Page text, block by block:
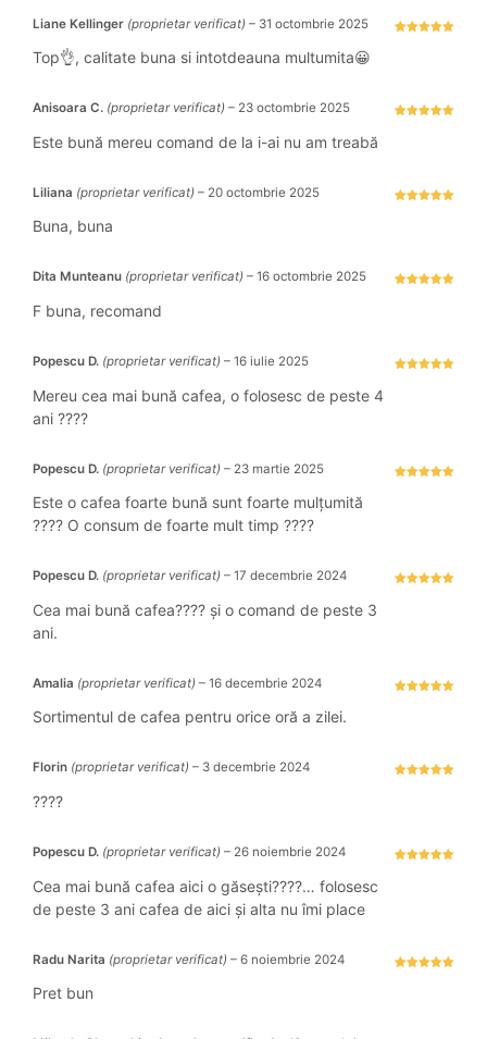
Liane Kellinger (proprietar verificat) – 31 octombrie 2025
Top👌, calitate buna si intotdeauna multumita😀
Anisoara C. (proprietar verificat) – 23 octombrie 2025
Este bună mereu comand de la i-ai nu am treabă
Liliana (proprietar verificat) – 20 octombrie 2025
Buna, buna
Dita Munteanu (proprietar verificat) – 16 octombrie 2025
F buna, recomand
Popescu D. (proprietar verificat) – 16 iulie 2025
Mereu cea mai bună cafea, o folosesc de peste 4
ani ????
Popescu D. (proprietar verificat) – 23 martie 2025
Este o cafea foarte bună sunt foarte mulțumită
???? O consum de foarte mult timp ????
Popescu D. (proprietar verificat) – 17 decembrie 2024
Cea mai bună cafea???? și o comand de peste 3
ani.
Amalia (proprietar verificat) – 16 decembrie 2024
Sortimentul de cafea pentru orice oră a zilei.
Florin (proprietar verificat) – 3 decembrie 2024
????
Popescu D. (proprietar verificat) – 26 noiembrie 2024
Cea mai bună cafea aici o găsești????… folosesc
de peste 3 ani cafea de aici și alta nu îmi place
Radu Narita (proprietar verificat) – 6 noiembrie 2024
Pret bun